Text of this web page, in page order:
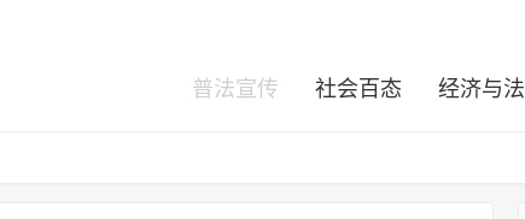
普法宣传 社会百态 经济与法